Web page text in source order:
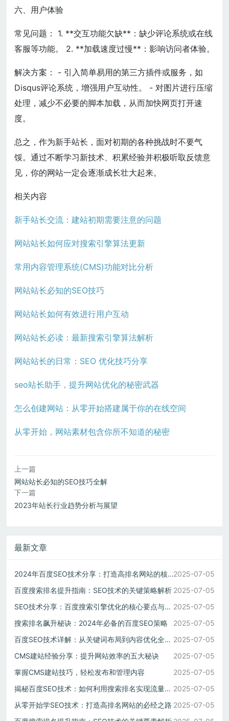
六、用户体验
常见问题： 1. **交互功能欠缺**：缺少评论系统或在线
客服等功能。 2. **加载速度过慢**：影响访问者体验。
解决方案： - 引入简单易用的第三方插件或服务，如
Disqus评论系统，增强用户互动性。 - 对图片进行压缩
处理，减少不必要的脚本加载，从而加快网页打开速
度。
总之，作为新手站长，面对初期的各种挑战时不要气
馁。通过不断学习新技术、积累经验并积极听取反馈意
见，你的网站一定会逐渐成长壮大起来。
相关内容
新手站长交流：建站初期需要注意的问题
网站站长如何应对搜索引擎算法更新
常用内容管理系统(CMS)功能对比分析
网站站长必知的SEO技巧
网站站长如何有效进行用户互动
网站站长必读：最新搜索引擎算法解析
网站站长的日常：SEO 优化技巧分享
seo站长助手，提升网站优化的秘密武器
怎么创建网站：从零开始搭建属于你的在线空间
从零开始，网站素材包含你所不知道的秘密
上一篇
网站站长必知的SEO技巧全解
下一篇
2023年站长行业趋势分析与展望
最新文章
2024年百度SEO技术分享：打造高排名网站的核心技巧2025-07-05
百度搜索排名提升指南：SEO技术的关键策略解析 2025-07-05
SEO技术分享：百度搜索引擎优化的核心要点与实操方法 2025-07-05
搜索排名飙升秘诀：2024年必备的百度SEO策略
2025-07-05
百度SEO技术详解：从关键词布局到内容优化全攻略 2025-07-05
CMS建站经验分享：提升网站效率的五大秘诀
2025-07-05
掌握CMS建站技巧，轻松发布和管理内容
2025-07-05
揭秘百度SEO技术：如何利用搜索排名实现流量暴增 2025-07-05
从零开始学SEO技术：打造高排名网站的必经之路 2025-07-05